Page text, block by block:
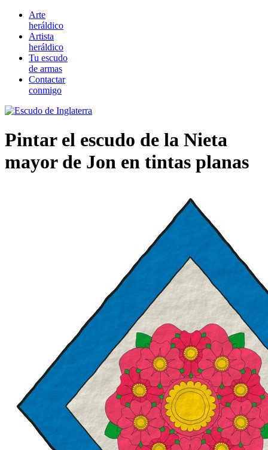
Arte
heráldico
Artista
heráldico
Tu escudo
de armas
Contactar
conmigo
Pintar el escudo de la Nieta
mayor de Jon en tintas planas